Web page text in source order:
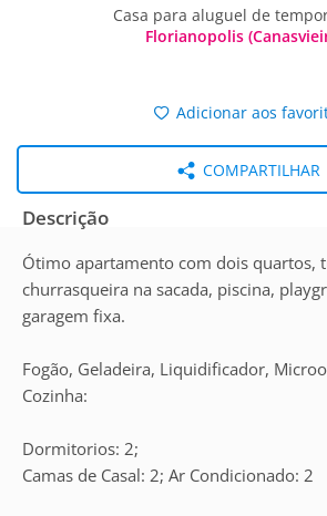
Casa para aluguel de
Florianopolis
Adicionar aos
COMPARTILHAR
Descrição
Ótimo apartamento com dois quartos,
churrasqueira na sacada, piscina,
garagem fixa.
Fogão, Geladeira, Liquidificador,
Cozinha:
Dormitorios: 2;
Camas de Casal: 2; Ar Condicionado: 2